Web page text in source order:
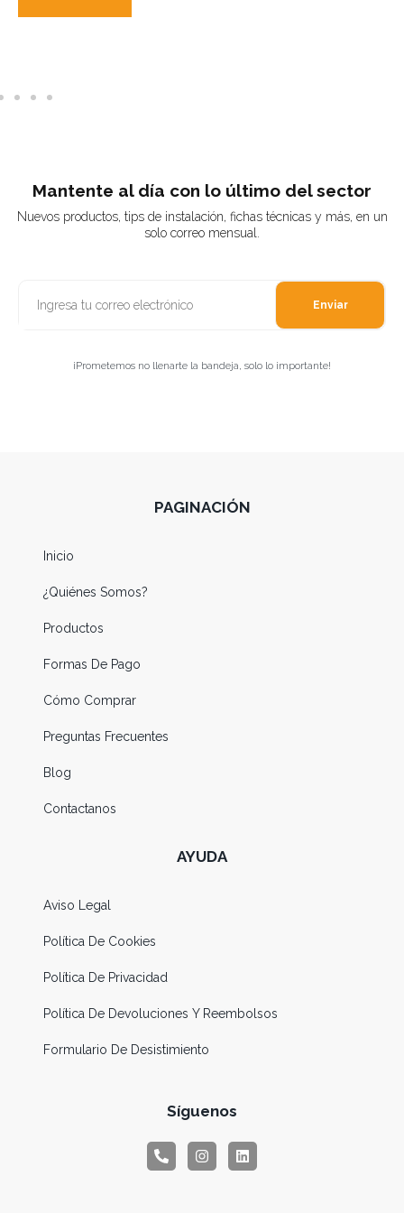
Mantente al día con lo último del sector
Nuevos productos, tips de instalación, fichas técnicas y más, en un
solo correo mensual.
Enviar
¡Prometemos no llenarte la bandeja, solo lo importante!
PAGINACIÓN
Inicio
¿Quiénes Somos?
Productos
Formas De Pago
Cómo Comprar
Preguntas Frecuentes
Blog
Contactanos
AYUDA
Aviso Legal
Política De Cookies
Política De Privacidad
Política De Devoluciones Y Reembolsos
Formulario De Desistimiento
Síguenos